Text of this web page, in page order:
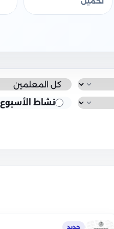
نشاط الأسبوع
جديد